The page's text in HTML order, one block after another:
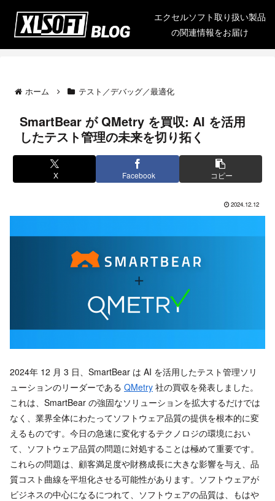
エクセルソフト取り扱い製品
の関連情報をお届け
ホーム テスト／デバッグ／最適化
SmartBear が QMetry を買収: AI を活用
したテスト管理の未来を切り拓く
X Facebook コピー
2024.12.12
2024年 12 月 3 日、SmartBear は AI を活用したテスト管理ソリ
ューションのリーダーである QMetry 社の買収を発表しました。
これは、SmartBear の強固なソリューションを拡大するだけでは
なく、業界全体にわたってソフトウェア品質の提供を根本的に変
えるものです。今日の急速に変化するテクノロジの環境におい
て、ソフトウェア品質の問題に対処することは極めて重要です。
これらの問題は、顧客満足度や財務成長に大きな影響を与え、品
質コスト曲線を平坦化させる可能性があります。ソフトウェアが
ビジネスの中心になるにつれて、ソフトウェアの品質は、もはや